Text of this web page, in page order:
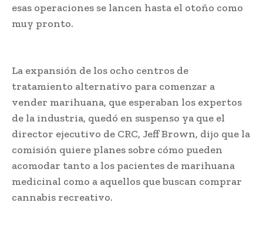
esas operaciones se lancen hasta el otoño como
muy pronto.
La expansión de los ocho centros de
tratamiento alternativo para comenzar a
vender marihuana, que esperaban los expertos
de la industria, quedó en suspenso ya que el
director ejecutivo de CRC, Jeff Brown, dijo que la
comisión quiere planes sobre cómo pueden
acomodar tanto a los pacientes de marihuana
medicinal como a aquellos que buscan comprar
cannabis recreativo.